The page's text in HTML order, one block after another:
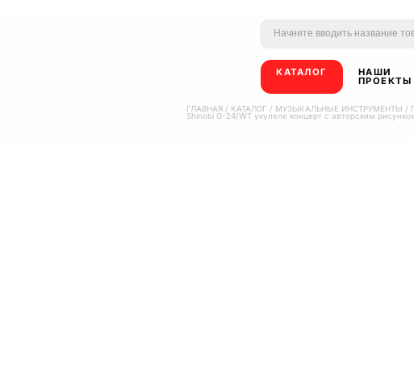
КАТАЛОГ НАШИ
ПРОЕКТЫ
ГЛАВНАЯ / КАТАЛОГ / МУЗЫКАЛЬНЫЕ ИНСТРУМЕНТЫ /
Shinobi G-24/WT укулеле концерт с авторским